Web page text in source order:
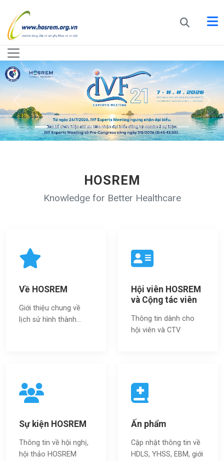
HOSREM
Knowledge for Better Healthcare
Về HOSREM
Giới thiệu chung về
lịch sử hình thành...
Hội viên HOSREM
và Cộng tác viên
Thông tin dành cho
hội viên và CTV
Sự kiện HOSREM
Thông tin về hội nghị,
hội thảo HOSREM
Ấn phẩm
Cập nhật thông tin về
HDLS, YHSS, EBM, giới